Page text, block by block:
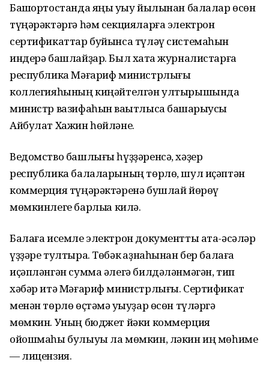
Башҡортостанда яңы уҡыу йылынан балалар өсөн
түңәрәктәргә һәм секцияларға электрон
сертификаттар буйынса түләү системаһын
индерә башлайҙар. Был хаҡта журналистарға
республика Мәғариф министрлығы
коллегияһының киңәйтелгән ултырышында
министр вазифаһын ваҡытлыса башҡарыусы
Айбулат Хажин һөйләне.
Ведомство башлығы һүҙҙәренсә, хәҙер
республика балаларының төрлө, шул иҫәптән
коммерция түңәрәктәренә бушлай йөрөү
мөмкинлеге барлыҡҡа килә.
Балаға исемле электрон документты ата-әсәләр
үҙҙәре тултыра. Төбәк ҡаҙнаһынан бер балаға
иҫәпләнгән сумма әлегә билдәләнмәгән, тип
хәбәр итә Мәғариф министрлығы. Сертификат
менән төрлө өҫтәмә уҡыуҙар өсөн түләргә
мөмкин. Уның бюджет йәки коммерция
ойошмаһы булыуы ла мөмкин, ләкин иң мөһиме
— лицензия.